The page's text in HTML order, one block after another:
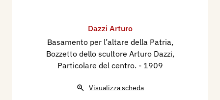
Dazzi Arturo
Basamento per l’altare della Patria,
Bozzetto dello scultore Arturo Dazzi,
Particolare del centro. - 1909
Visualizza scheda